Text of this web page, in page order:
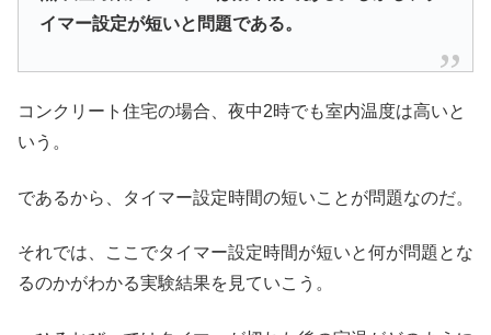
イマー設定が短いと問題である。
コンクリート住宅の場合、夜中2時でも室内温度は高いと
いう。
であるから、タイマー設定時間の短いことが問題なのだ。
それでは、ここでタイマー設定時間が短いと何が問題とな
るのかがわかる実験結果を見ていこう。